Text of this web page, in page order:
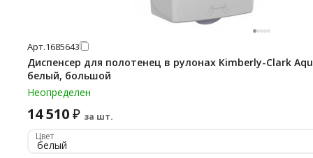
Арт.1685643
Диспенсер для полотенец в рулонах Kimberly-Clark
белый, большой
Неопределен
14 510₽ за шт.
Цвет
белый